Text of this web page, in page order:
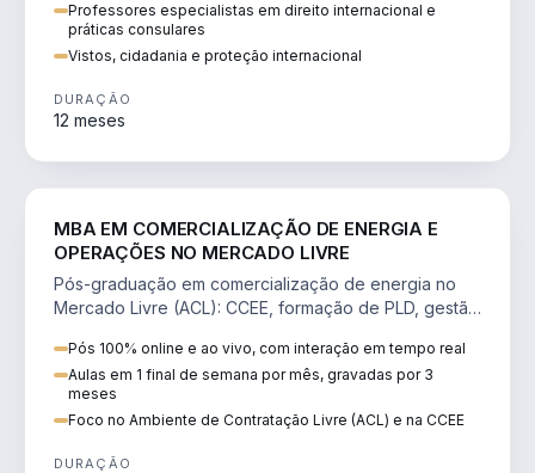
Professores especialistas em direito internacional e
práticas consulares
Vistos, cidadania e proteção internacional
DURAÇÃO
12 meses
MBA EM COMERCIALIZAÇÃO DE ENERGIA E
OPERAÇÕES NO MERCADO LIVRE
Pós-graduação em comercialização de energia no
Mercado Livre (ACL): CCEE, formação de PLD, gestão
Pós 100% online e ao vivo, com interação em tempo real
Aulas em 1 final de semana por mês, gravadas por 3
meses
Foco no Ambiente de Contratação Livre (ACL) e na CCEE
DURAÇÃO